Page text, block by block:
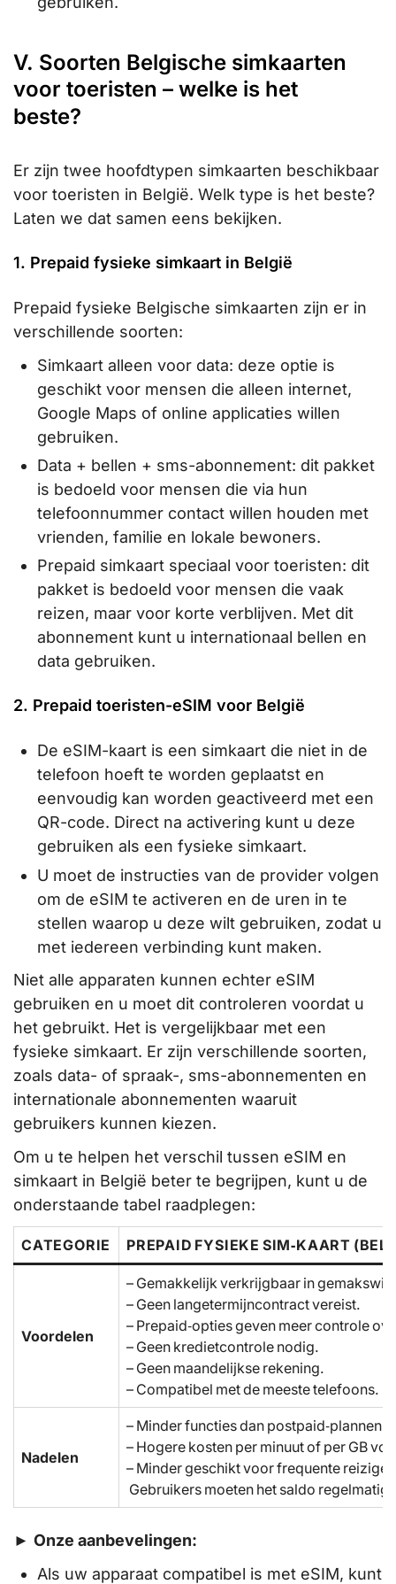
V. Soorten Belgische simkaarten
voor toeristen – welke is het
beste?
Er zijn twee hoofdtypen simkaarten beschikbaar
voor toeristen in België. Welk type is het beste?
Laten we dat samen eens bekijken.
1. Prepaid fysieke simkaart in België
Prepaid fysieke Belgische simkaarten zijn er in
verschillende soorten:
Simkaart alleen voor data: deze optie is
geschikt voor mensen die alleen internet,
Google Maps of online applicaties willen
gebruiken.
Data + bellen + sms-abonnement: dit pakket
is bedoeld voor mensen die via hun
telefoonnummer contact willen houden met
vrienden, familie en lokale bewoners.
Prepaid simkaart speciaal voor toeristen: dit
pakket is bedoeld voor mensen die vaak
reizen, maar voor korte verblijven. Met dit
abonnement kunt u internationaal bellen en
data gebruiken.
2. Prepaid toeristen-eSIM voor België
De eSIM-kaart is een simkaart die niet in de
telefoon hoeft te worden geplaatst en
eenvoudig kan worden geactiveerd met een
QR-code. Direct na activering kunt u deze
gebruiken als een fysieke simkaart.
U moet de instructies van de provider volgen
om de eSIM te activeren en de uren in te
stellen waarop u deze wilt gebruiken, zodat u
met iedereen verbinding kunt maken.
Niet alle apparaten kunnen echter eSIM
gebruiken en u moet dit controleren voordat u
het gebruikt. Het is vergelijkbaar met een
fysieke simkaart. Er zijn verschillende soorten,
zoals data- of spraak-, sms-abonnementen en
internationale abonnementen waaruit
gebruikers kunnen kiezen.
Om u te helpen het verschil tussen eSIM en
simkaart in België beter te begrijpen, kunt u de
onderstaande tabel raadplegen:
CATEGORIE PREPAID FYSIEKE SIM‑KAART
Voordelen
– Gemakkelijk verkrijgbaar in
– Geen langetermijncontract vereist.
– Prepaid‑opties geven meer controle
– Geen kredietcontrole nodig.
– Geen maandelijkse rekening.
– Compatibel met de meeste telefoons.
Nadelen
– Minder functies dan postpaid‑plannen.
– Hogere kosten per minuut of per GB
– Minder geschikt voor frequente
Gebruikers moeten het saldo regelmatig
► Onze aanbevelingen:
Als uw apparaat compatibel is met eSIM, kunt